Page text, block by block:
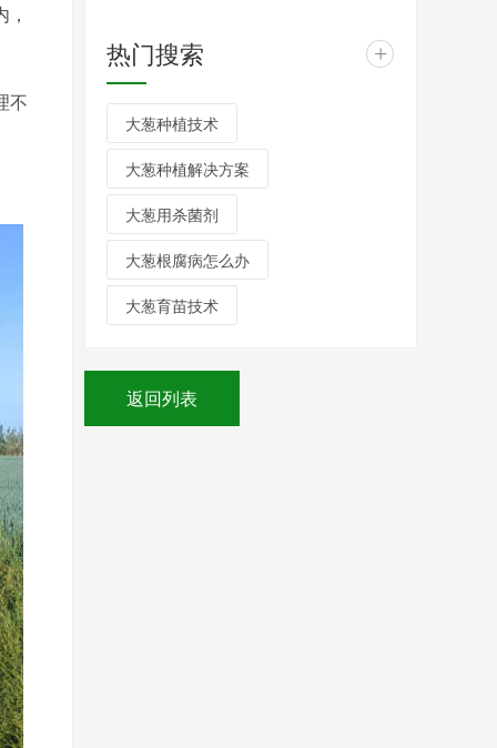
不
热门搜索 +
大葱种植技术
大葱种植解决方案
大葱用杀菌剂
大葱根腐病怎么办
大葱育苗技术
返回列表